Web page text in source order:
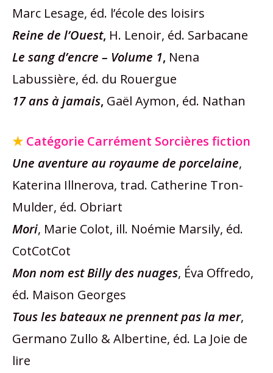
Marc Lesage, éd. l’école des loisirs
Reine de l’Ouest, H. Lenoir, éd. Sarbacane
Le sang d’encre – Volume 1, Nena
Labussière, éd. du Rouergue
17 ans à jamais, Gaël Aymon, éd. Nathan
★ Catégorie Carrément Sorcières fiction
Une aventure au royaume de porcelaine,
Katerina Illnerova, trad. Catherine Tron-
Mulder, éd. Obriart
Mori, Marie Colot, ill. Noémie Marsily, éd.
CotCotCot
Mon nom est Billy des nuages, Éva Offredo,
éd. Maison Georges
Tous les bateaux ne prennent pas la mer,
Germano Zullo & Albertine, éd. La Joie de
lire